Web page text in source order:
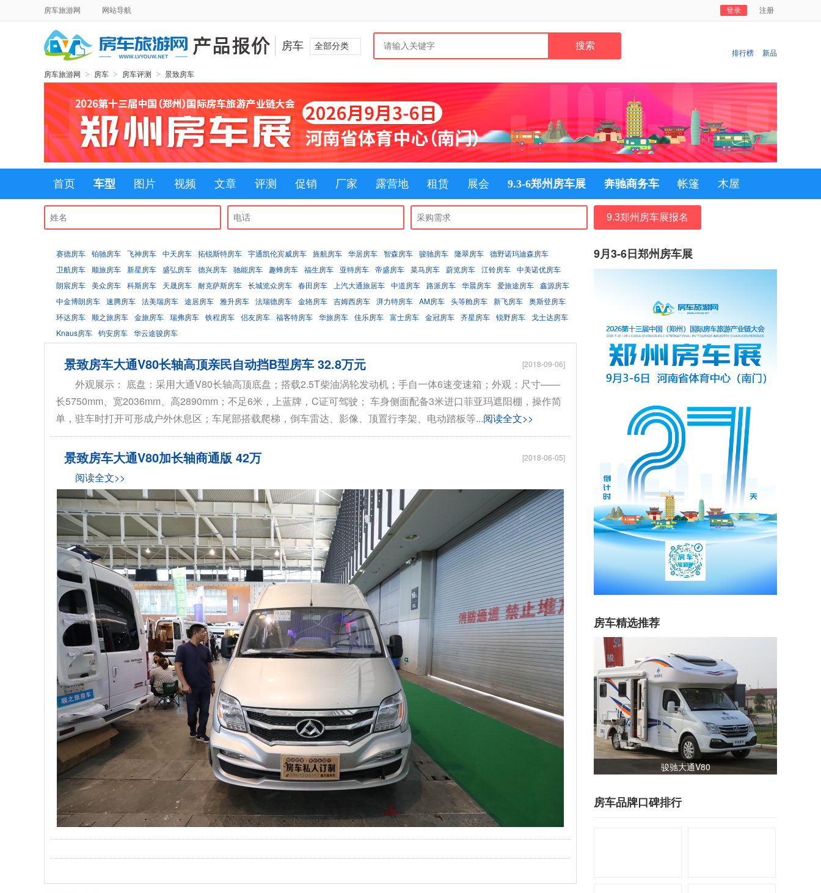
注册
登录
房车旅游网 网站导航
排行榜 新品
房车 全部分类
房车旅游网 > 房车 > 房车评测 > 景致房车
首页 车型 图片 视频 文章 评测 促销 厂家 露营地 租赁 展会 9.3-6郑州房车展 奔驰商务车 帐篷 木屋
9.3郑州房车展报名
赛德房车 铂驰房车 飞神房车 中天房车 拓锐斯特房车 宇通凯伦宾威房车 旌航房车 华居房车 智森房车 骏驰房车 隆翠房车 德野诺玛迪森房车
卫航房车
顺旅房车 新星房车 盛弘房车 德兴房车 驰能房车 趣蜂房车 福生房车 亚特房车 帝盛房车 菜马房车 蔚览房车 江铃房车 中美诺优房车
朗宸房车 美众房车 科斯房车 天晟房车 耐克萨斯房车 长城览众房车 春田房车 上汽大通旅居车 中道房车 路派房车 华晨房车 爱旅途房车 鑫源房车
中金博朗房车 速腾房车 法美瑞房车 途居房车 雅升房车 法瑞德房车 金辂房车 吉姆西房车 湃力特房车 AM房车 头等舱房车 新飞房车 奥斯登房车
环达房车
顺之旅房车 金旅房车 瑞弗房车 铁程房车 侣友房车 福客特房车 华旅房车 佳乐房车 富士房车 金冠房车 齐星房车 锐野房车 戈士达房车
Knaus房车 钧安房车 华云途骏房车
景致房车大通V80长轴高顶亲民自动挡B型房车 32.8万元 [2018-09-06]
外观展示： 底盘：采用大通V80长轴高顶底盘；搭载2.5T柴油涡轮发动机；手自一体6速变速箱；外观：尺寸——
长5750mm、宽2036mm、高2890mm；不足6米，上蓝牌，C证可驾驶； 车身侧面配备3米进口菲亚玛遮阳棚，操作简
单，驻车时打开可形成户外休息区；车尾部搭载爬梯，倒车雷达、影像、顶置行李架、电动踏板等...阅读全文>>
景致房车大通V80加长轴商通版 42万 [2018-06-05]
阅读全文>>
9月3-6日郑州房车展
房车精选推荐
骏驰大通V80
房车品牌口碑排行